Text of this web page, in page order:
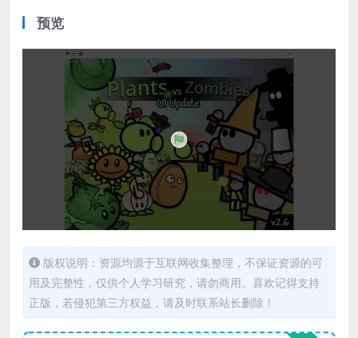
预览
版权说明：资源均源于互联网收集整理，不保证资源的可
用及完整性，仅供个人学习研究，请勿商用。喜欢记得支持
正版，若侵犯第三方权益，请及时联系站长删除！